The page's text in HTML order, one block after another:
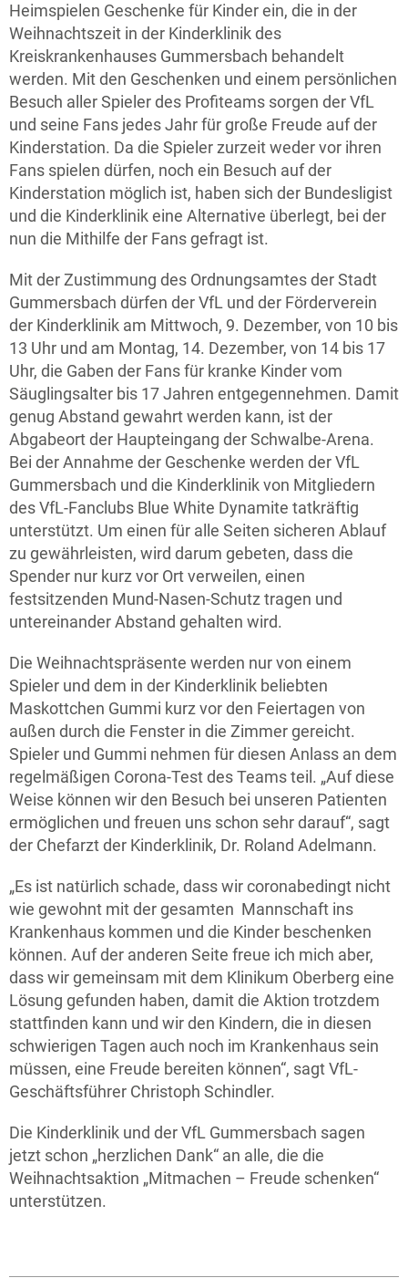
Heimspielen Geschenke für Kinder ein, die in der
Weihnachtszeit in der Kinderklinik des
Kreiskrankenhauses Gummersbach behandelt
werden. Mit den Geschenken und einem persönlichen
Besuch aller Spieler des Profiteams sorgen der VfL
und seine Fans jedes Jahr für große Freude auf der
Kinderstation. Da die Spieler zurzeit weder vor ihren
Fans spielen dürfen, noch ein Besuch auf der
Kinderstation möglich ist, haben sich der Bundesligist
und die Kinderklinik eine Alternative überlegt, bei der
nun die Mithilfe der Fans gefragt ist.
Mit der Zustimmung des Ordnungsamtes der Stadt
Gummersbach dürfen der VfL und der Förderverein
der Kinderklinik am Mittwoch, 9. Dezember, von 10 bis
13 Uhr und am Montag, 14. Dezember, von 14 bis 17
Uhr, die Gaben der Fans für kranke Kinder vom
Säuglingsalter bis 17 Jahren entgegennehmen. Damit
genug Abstand gewahrt werden kann, ist der
Abgabeort der Haupteingang der Schwalbe-Arena.
Bei der Annahme der Geschenke werden der VfL
Gummersbach und die Kinderklinik von Mitgliedern
des VfL-Fanclubs Blue White Dynamite tatkräftig
unterstützt. Um einen für alle Seiten sicheren Ablauf
zu gewährleisten, wird darum gebeten, dass die
Spender nur kurz vor Ort verweilen, einen
festsitzenden Mund-Nasen-Schutz tragen und
untereinander Abstand gehalten wird.
Die Weihnachtspräsente werden nur von einem
Spieler und dem in der Kinderklinik beliebten
Maskottchen Gummi kurz vor den Feiertagen von
außen durch die Fenster in die Zimmer gereicht.
Spieler und Gummi nehmen für diesen Anlass an dem
regelmäßigen Corona-Test des Teams teil. „Auf diese
Weise können wir den Besuch bei unseren Patienten
ermöglichen und freuen uns schon sehr darauf“, sagt
der Chefarzt der Kinderklinik, Dr. Roland Adelmann.
„Es ist natürlich schade, dass wir coronabedingt nicht
wie gewohnt mit der gesamten Mannschaft ins
Krankenhaus kommen und die Kinder beschenken
können. Auf der anderen Seite freue ich mich aber,
dass wir gemeinsam mit dem Klinikum Oberberg eine
Lösung gefunden haben, damit die Aktion trotzdem
stattfinden kann und wir den Kindern, die in diesen
schwierigen Tagen auch noch im Krankenhaus sein
müssen, eine Freude bereiten können“, sagt VfL-
Geschäftsführer Christoph Schindler.
Die Kinderklinik und der VfL Gummersbach sagen
jetzt schon „herzlichen Dank“ an alle, die die
Weihnachtsaktion „Mitmachen – Freude schenken“
unterstützen.